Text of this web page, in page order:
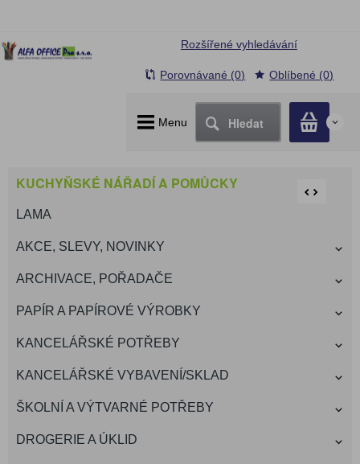
Menu Hledat 0
Rozšířené vyhledávání
Porovnávané (0) Oblíbené (0)
KUCHYŇSKÉ NÁŘADÍ A POMŮCKY
LAMA
AKCE, SLEVY, NOVINKY
ARCHIVACE, POŘADAČE
PAPÍR A PAPÍROVÉ VÝROBKY
KANCELÁŘSKÉ POTŘEBY
KANCELÁŘSKÉ VYBAVENÍ/SKLAD
ŠKOLNÍ A VÝTVARNÉ POTŘEBY
DROGERIE A ÚKLID